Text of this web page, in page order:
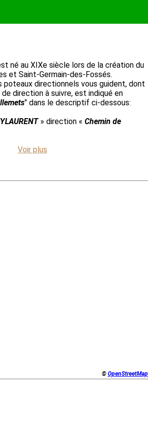
né au XIXe siècle lors de la création du
et Saint-Germain-des-Fossés.
poteaux directionnels vous guident, dont
direction à suivre, est indiqué en
" dans le descriptif ci-dessous:
» direction « Chemin de
Voir plus
© OpenStreetMap